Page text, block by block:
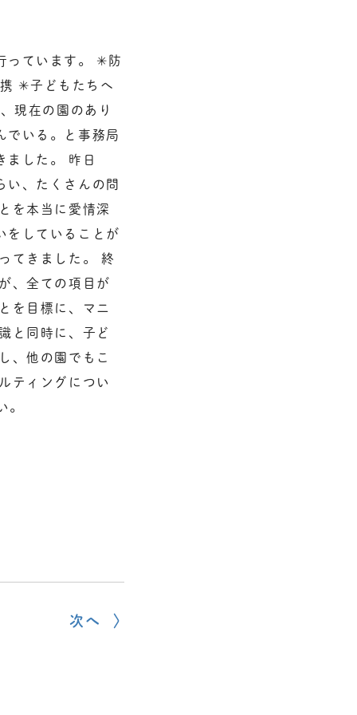
っています。 ✳︎防
✳︎子どもたちへ
現在の園のあり
でいる。と事務局
ました。 昨日
い、たくさんの問
を本当に愛情深
をしていることが
てきました。 終
、全ての項目が
を目標に、マニ
と同時に、子ど
、他の園でもこ
ティングについ
。